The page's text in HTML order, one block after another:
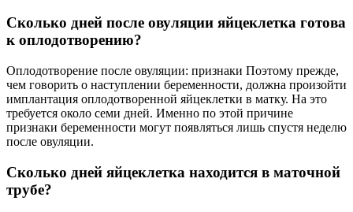
Сколько дней после овуляции яйцеклетка готова
к оплодотворению?
Оплодотворение после овуляции: признаки Поэтому прежде,
чем говорить о наступлении беременности, должна произойти
имплантация оплодотворенной яйцеклетки в матку. На это
требуется около семи дней. Именно по этой причине
признаки беременности могут появляться лишь спустя неделю
после овуляции.
Сколько дней яйцеклетка находится в маточной
трубе?